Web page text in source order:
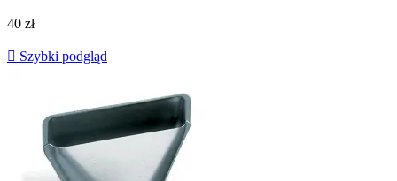
40 zł
 Szybki podgląd